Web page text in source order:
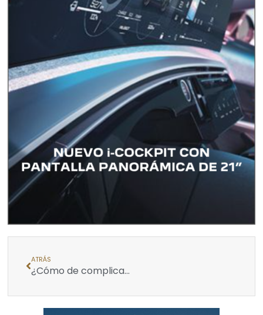
ATRÁS
¿Cómo de complicado es obtener el carné de conducir en diferentes países?